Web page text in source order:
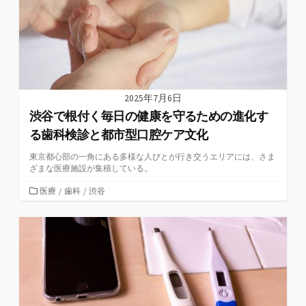
2025年7月6日
渋谷で根付く毎日の健康を守るための進化す
る歯科検診と都市型口腔ケア文化
東京都心部の一角にある多様な人びとが行き交うエリアには、さま
ざまな医療施設が集積している。
カ
ゴ
医療 / 歯科 / 渋谷